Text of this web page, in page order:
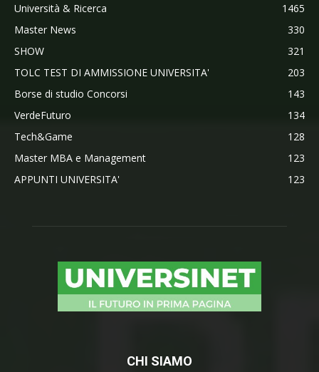
Università & Ricerca
1465
Master News
330
SHOW
321
TOLC TEST DI AMMISSIONE UNIVERSITA'
203
Borse di studio Concorsi
143
VerdeFuturo
134
Tech&Game
128
Master MBA e Management
123
APPUNTI UNIVERSITA'
123
CHI SIAMO